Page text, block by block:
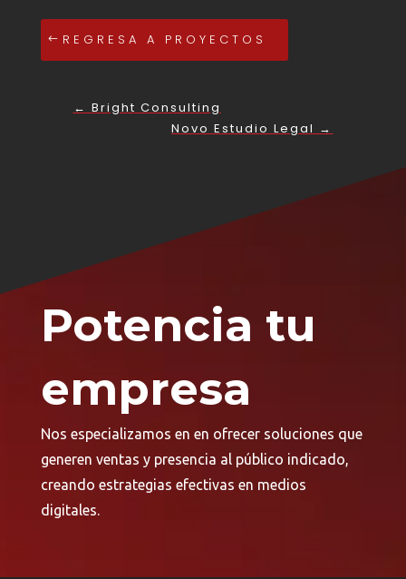
REGRESA A PROYECTOS
← Bright Consulting
Novo Estudio Legal →
Potencia tu
empresa
Nos especializamos en en ofrecer soluciones que
generen ventas y presencia al público indicado,
creando estrategias efectivas en medios
digitales.